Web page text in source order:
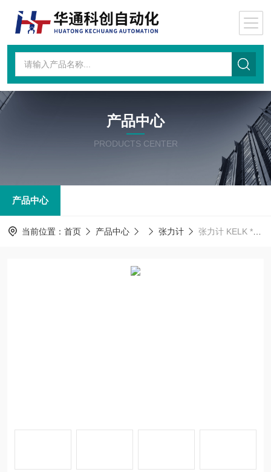
产品中心
PRODUCTS CENTER
产品中心
当前位置： 首页 产品中心 张力计 张力计 KELK *08807